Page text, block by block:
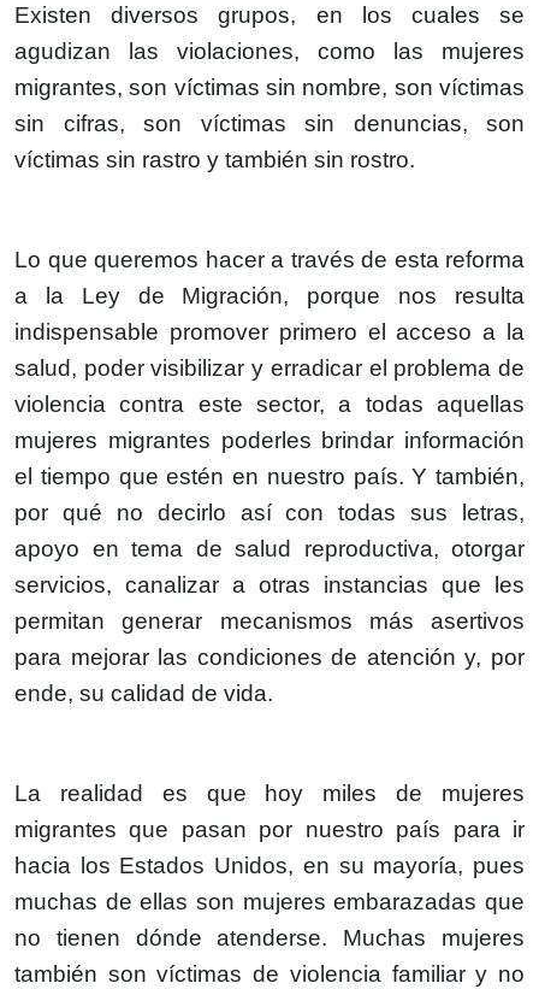
Existen diversos grupos, en los cuales se
agudizan las violaciones, como las mujeres
migrantes, son víctimas sin nombre, son víctimas
sin cifras, son víctimas sin denuncias, son
víctimas sin rastro y también sin rostro.
Lo que queremos hacer a través de esta reforma
a la Ley de Migración, porque nos resulta
indispensable promover primero el acceso a la
salud, poder visibilizar y erradicar el problema de
violencia contra este sector, a todas aquellas
mujeres migrantes poderles brindar información
el tiempo que estén en nuestro país. Y también,
por qué no decirlo así con todas sus letras,
apoyo en tema de salud reproductiva, otorgar
servicios, canalizar a otras instancias que les
permitan generar mecanismos más asertivos
para mejorar las condiciones de atención y, por
ende, su calidad de vida.
La realidad es que hoy miles de mujeres
migrantes que pasan por nuestro país para ir
hacia los Estados Unidos, en su mayoría, pues
muchas de ellas son mujeres embarazadas que
no tienen dónde atenderse. Muchas mujeres
también son víctimas de violencia familiar y no